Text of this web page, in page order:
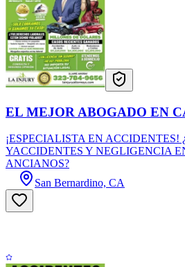
EL MEJOR ABOGADO EN
¡ESPECIALISTA EN ACCIDENTES!
YACCIDENTES Y NEGLIGENCIA
ANCIANOS?
San Bernardino, CA